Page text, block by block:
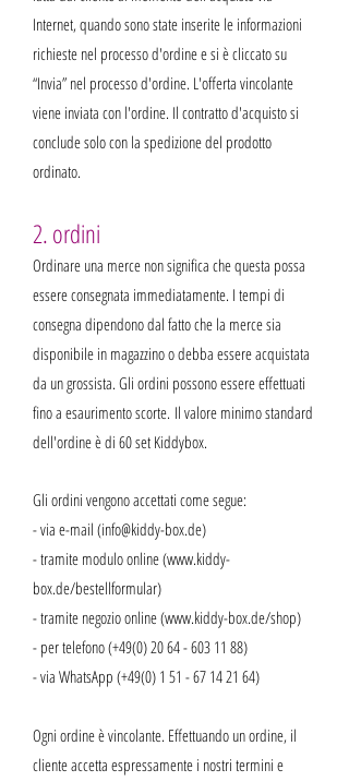
Internet, quando sono state inserite le informazioni
richieste nel processo d'ordine e si è cliccato su
“Invia” nel processo d'ordine. L'offerta vincolante
viene inviata con l'ordine. Il contratto d'acquisto si
conclude solo con la spedizione del prodotto
ordinato.
2. ordini
Ordinare una merce non significa che questa possa
essere consegnata immediatamente. I tempi di
consegna dipendono dal fatto che la merce sia
disponibile in magazzino o debba essere acquistata
da un grossista. Gli ordini possono essere effettuati
fino a esaurimento scorte. Il valore minimo standard
dell'ordine è di 60 set Kiddybox.
Gli ordini vengono accettati come segue:
- via e-mail (info@kiddy-box.de)
- tramite modulo online (www.kiddy-
box.de/bestellformular)
- tramite negozio online (www.kiddy-box.de/shop)
- per telefono (+49(0)20 64 - 603 11 88)
- via WhatsApp (+49(0) 1 51 - 67 14 21 64)
Ogni ordine è vincolante. Effettuando un ordine, il
cliente accetta espressamente i nostri termini e